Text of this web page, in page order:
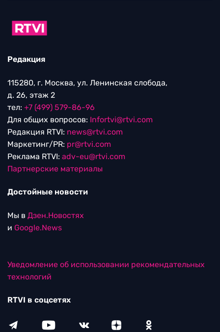
Редакция
115280, г. Москва, ул. Ленинская слобода,
д. 26, этаж 2
тел: +7 (499) 579-86-96
Для общих вопросов: Infortvi@rtvi.com
Редакция RTVI: news@rtvi.com
Маркетинг/PR: pr@rtvi.com
Реклама RTVI: adv-eu@rtvi.com
Партнерские материалы
Достойные новости
Мы в Дзен.Новостях
и Google.News
Уведомление об использовании рекомендательных
технологий
RTVI в соцсетях